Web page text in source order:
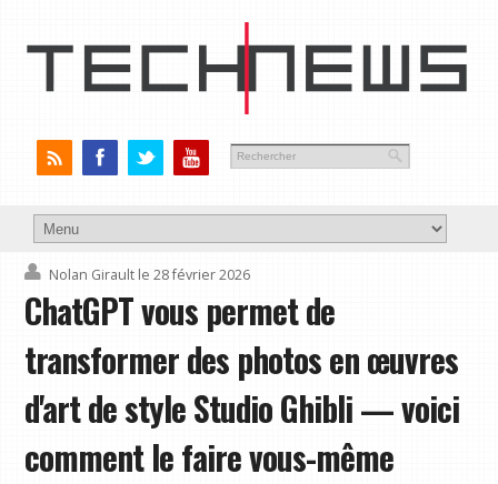
Nolan Girault le 28 février 2026
ChatGPT vous permet de
transformer des photos en œuvres
d'art de style Studio Ghibli — voici
comment le faire vous-même